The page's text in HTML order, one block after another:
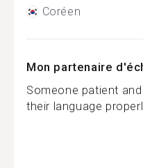
Coréen
Mon partenaire
Someone patient
their language